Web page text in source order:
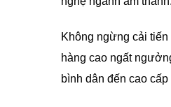
Không ngừng cải
hàng cao ngất
bình dân đến cao